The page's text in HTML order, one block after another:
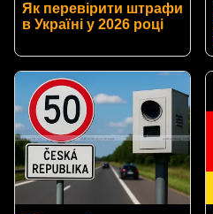
Як перевірити штрафи
в Україні у 2026 році